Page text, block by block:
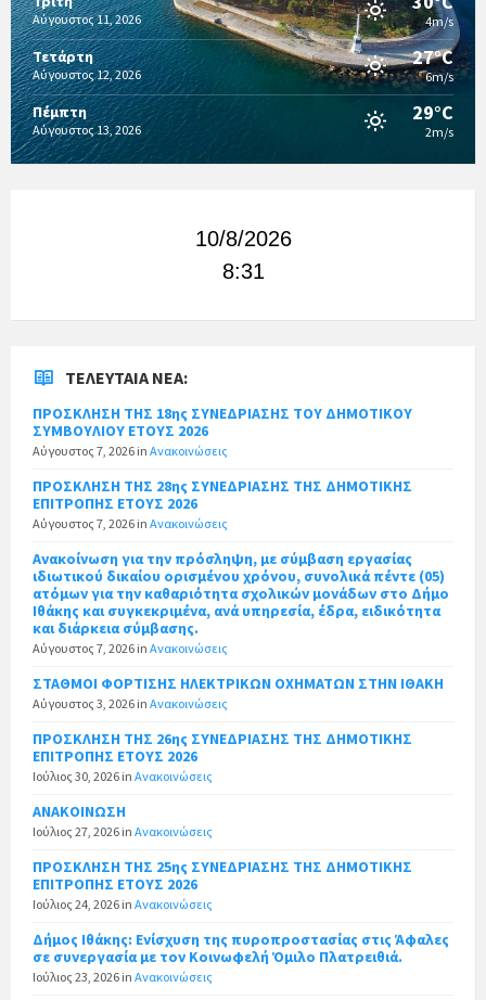
Αύγουστος 11, 2026 4m/s
Τετάρτη
Αύγουστος 12, 2026
27°C
6m/s
Πέμπτη
Αύγουστος 13, 2026
29°C
2m/s
10/8/2026
8:31
ΤΕΛΕΥΤΑΊΑ ΝΈΑ:
ΠΡΟΣΚΛΗΣΗ ΤΗΣ 18ης ΣΥΝΕΔΡΙΑΣΗΣ ΤΟΥ ΔΗΜΟΤΙΚΟΥ
ΣΥΜΒΟΥΛΙΟΥ ΕΤΟΥΣ 2026
Αύγουστος 7, 2026 in Ανακοινώσεις
ΠΡΟΣΚΛΗΣΗ ΤΗΣ 28ης ΣΥΝΕΔΡΙΑΣΗΣ ΤΗΣ ΔΗΜΟΤΙΚΗΣ
ΕΠΙΤΡΟΠΗΣ ΕΤΟΥΣ 2026
Αύγουστος 7, 2026 in Ανακοινώσεις
Ανακοίνωση για την πρόσληψη, με σύμβαση εργασίας
ιδιωτικού δικαίου ορισμένου χρόνου, συνολικά πέντε (05)
ατόμων για την καθαριότητα σχολικών μονάδων στο Δήμο
Ιθάκης και συγκεκριμένα, ανά υπηρεσία, έδρα, ειδικότητα
και διάρκεια σύμβασης.
Αύγουστος 7, 2026 in Ανακοινώσεις
ΣΤΑΘΜΟΙ ΦΟΡΤΙΣΗΣ ΗΛΕΚΤΡΙΚΩΝ ΟΧΗΜΑΤΩΝ ΣΤΗΝ ΙΘΑΚΗ
Αύγουστος 3, 2026 in Ανακοινώσεις
ΠΡΟΣΚΛΗΣΗ ΤΗΣ 26ης ΣΥΝΕΔΡΙΑΣΗΣ ΤΗΣ ΔΗΜΟΤΙΚΗΣ
ΕΠΙΤΡΟΠΗΣ ΕΤΟΥΣ 2026
Ιούλιος 30, 2026 in Ανακοινώσεις
ΑΝΑΚΟΙΝΩΣΗ
Ιούλιος 27, 2026 in Ανακοινώσεις
ΠΡΟΣΚΛΗΣΗ ΤΗΣ 25ης ΣΥΝΕΔΡΙΑΣΗΣ ΤΗΣ ΔΗΜΟΤΙΚΗΣ
ΕΠΙΤΡΟΠΗΣ ΕΤΟΥΣ 2026
Ιούλιος 24, 2026 in Ανακοινώσεις
Δήμος Ιθάκης: Ενίσχυση της πυροπροστασίας στις Άφαλες
σε συνεργασία με τον Κοινωφελή Όμιλο Πλατρειθιά.
Ιούλιος 23, 2026 in Ανακοινώσεις